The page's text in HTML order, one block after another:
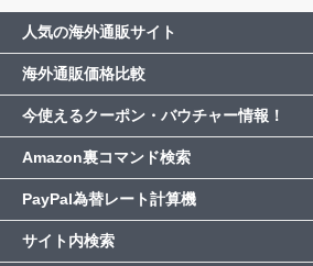
人気の海外通販サイト
海外通販価格比較
今使えるクーポン・バウチャー情報！
Amazon裏コマンド検索
PayPal為替レート計算機
サイト内検索